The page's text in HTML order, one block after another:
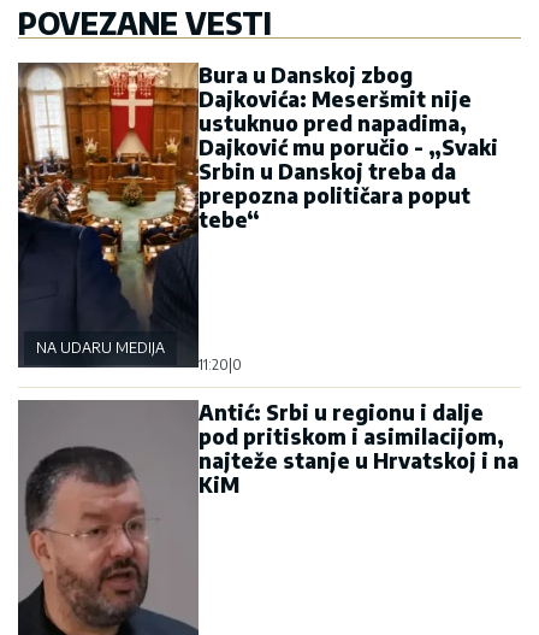
POVEZANE VESTI
NA UDARU MEDIJA
Bura u Danskoj zbog
Dajkovića: Meseršmit nije
ustuknuo pred napadima,
Dajković mu poručio - „Svaki
Srbin u Danskoj treba da
prepozna političara poput
tebe“
11:20|0
Antić: Srbi u regionu i dalje
pod pritiskom i asimilacijom,
najteže stanje u Hrvatskoj i na
KiM